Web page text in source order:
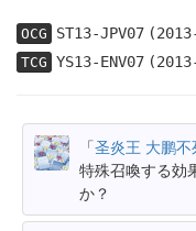
OCG ST13-JPV07
TCG YS13-ENV07
「圣炎王 大鹏不
特殊召喚する効
か？